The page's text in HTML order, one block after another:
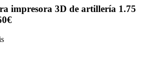
impresora 3D de artillería 1.75